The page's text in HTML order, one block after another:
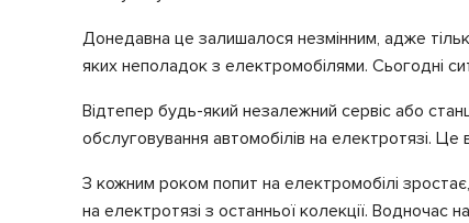
Донедавна це залишалося незмінним, адже
яких неполадок з електромобілями. Сьогодні
Відтепер будь-який незалежний сервіс або
обслуговування автомобілів на електротязі. Це
З кожним роком попит на електромобілі зростає,
на електротязі з останньої колекції. Водночас